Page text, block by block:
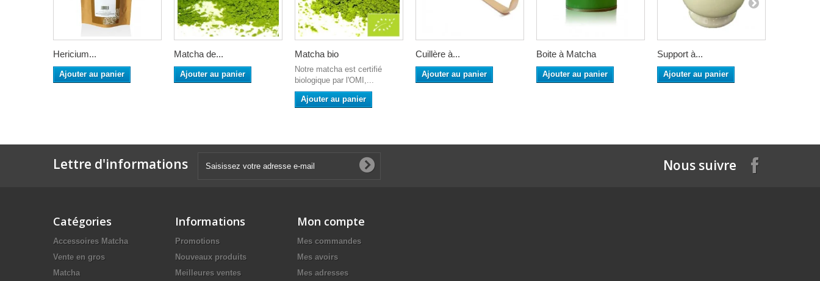
Hericium...
Ajouter au panier
Matcha de...
Ajouter au panier
Matcha bio
Notre matcha est certifié
biologique par l'OMI,...
Ajouter au panier
Cuillère à...
Ajouter au panier
Boite à Matcha
Ajouter au panier
Support à...
Ajouter au panier
Lettre d'informations Nous suivre
Catégories
Accessoires Matcha
Vente en gros
Matcha
Informations
Promotions
Nouveaux produits
Meilleures ventes
Mon compte
Mes commandes
Mes avoirs
Mes adresses